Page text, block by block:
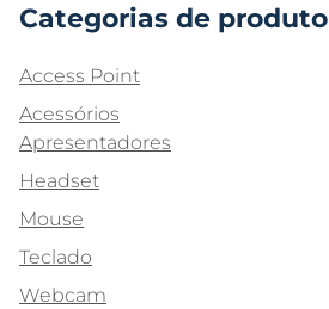
Categorias de produto
Access Point
Acessórios
Apresentadores
Headset
Mouse
Teclado
Webcam